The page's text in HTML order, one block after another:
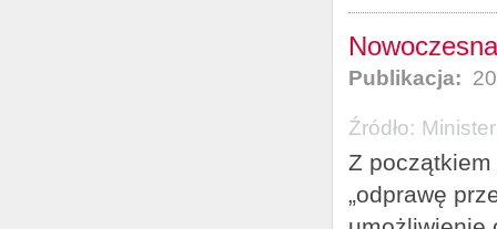
Publikacja:
Źródło:
Z początkiem
„odprawę